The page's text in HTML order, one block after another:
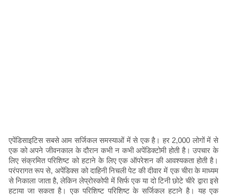
एपेंडिसाइटिस सबसे आम सर्जिकल समस्याओं में से एक है। हर 2,000 लोगों में से
एक को अपने जीवनकाल के दौरान कभी न कभी अपेंडिक्टोमी होती है। उपचार के
लिए संक्रमित परिशिष्ट को हटाने के लिए एक ऑपरेशन की आवश्यकता होती है।
परंपरागत रूप से, अपेंडिक्स को दाहिनी निचली पेट की दीवार में एक चीरा के माध्यम
से निकाला जाता है, लेकिन लेप्रोस्कोपी में सिर्फ एक या दो टिनी छोटे चीरे द्वारा इसे
हटाया जा सकता है। एक परिशिष्ट परिशिष्ट के सर्जिकल हटाने है। यह एक